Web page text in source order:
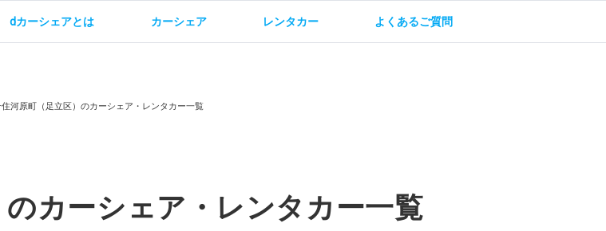
dカーシェアとは カーシェア レンタカー よくあるご質問
住河原町（足立区）のカーシェア・レンタカー一覧
カーシェア・レンタカー一覧